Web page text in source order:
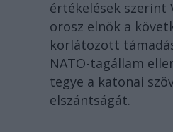
értékelések szerint
orosz elnök a
korlátozott
NATO-tagállam
tegye a katonai
elszántságát.